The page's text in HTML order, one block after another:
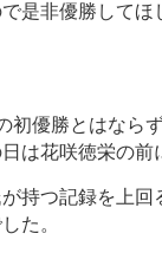
是非優勝してほ
初優勝とはなら
は花咲徳栄の前
持つ記録を上回
た。